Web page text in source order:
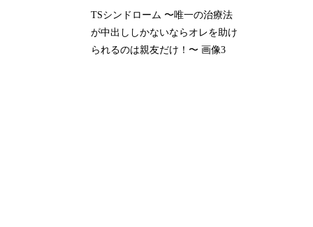
TSシンドローム 〜唯一の治療法
が中出ししかないならオレを助け
られるのは親友だけ！〜 画像3